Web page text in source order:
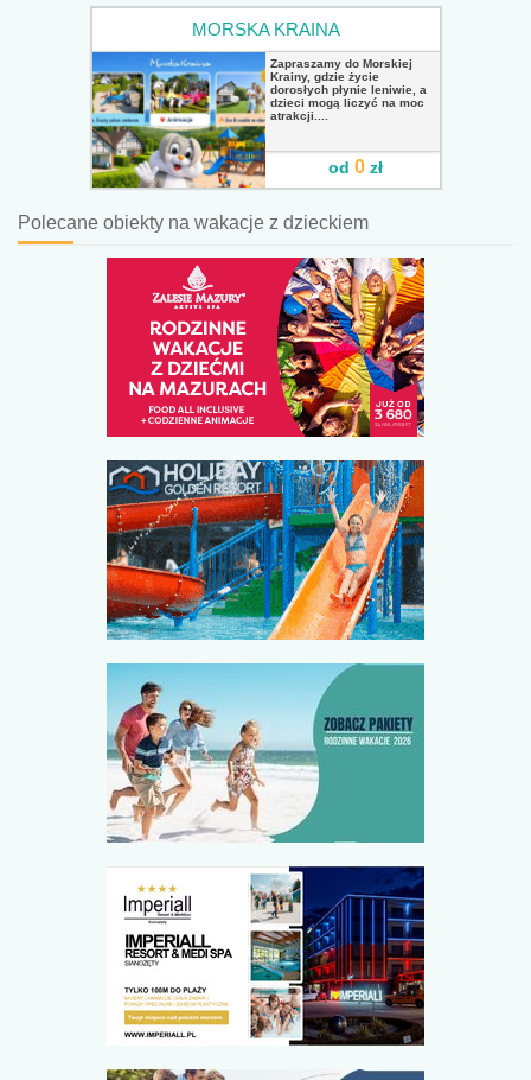
MORSKA KRAINA
Zapraszamy do Morskiej
Krainy, gdzie życie
dorosłych płynie leniwie, a
dzieci mogą liczyć na moc
atrakcji....
od 0zł
Polecane obiekty na wakacje z dzieckiem